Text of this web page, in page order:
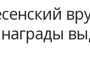
награды